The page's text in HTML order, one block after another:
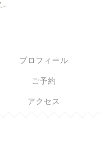
プロフィール
ご予約
アクセス